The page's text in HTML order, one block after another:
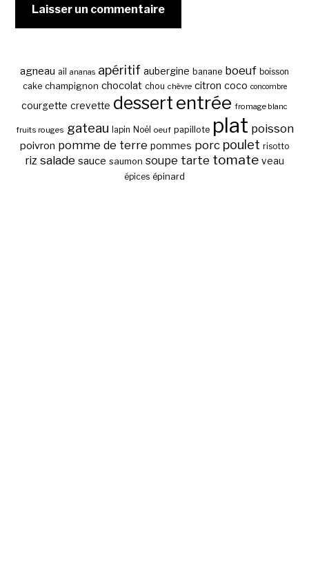
agneau ail ananas apéritif aubergine banane boeuf boisson
cake champignon chocolat chou chèvre citron coco concombre
courgette crevette dessert entrée fromage blanc
fruits rouges gateau lapin Noël oeuf papillote plat poisson
poivron pomme de terre pommes porc poulet risotto
riz salade sauce saumon soupe tarte tomate veau
épices épinard